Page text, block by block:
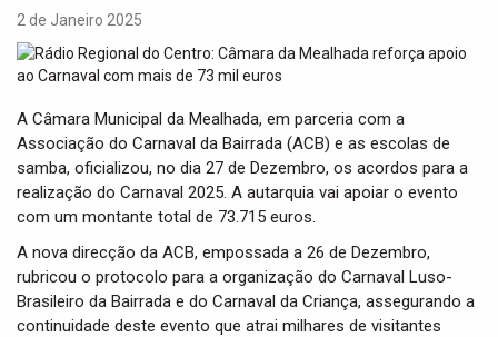
a
2 de Janeiro 2025
A Câmara Municipal da Mealhada, em parceria com a
Associação do Carnaval da Bairrada (ACB) e as escolas de
samba, oficializou, no dia 27 de Dezembro, os acordos para a
realização do Carnaval 2025. A autarquia vai apoiar o evento
com um montante total de 73.715 euros.
A nova direcção da ACB, empossada a 26 de Dezembro,
rubricou o protocolo para a organização do Carnaval Luso-
Brasileiro da Bairrada e do Carnaval da Criança, assegurando a
continuidade deste evento que atrai milhares de visitantes